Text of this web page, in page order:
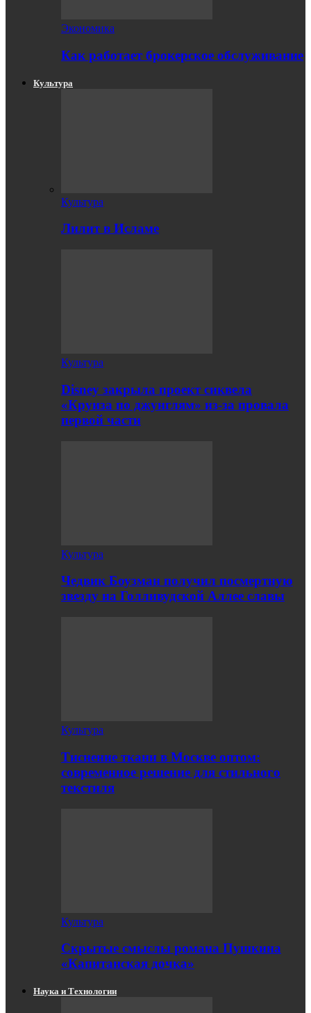
Экономика
Как работает брокерское обслуживание
Культура
Культура
Лилит в Исламе
Культура
Disney закрыла проект сиквела
«Круиза по джунглям» из-за провала
первой части
Культура
Чедвик Боузман получил посмертную
звезду на Голливудской Аллее славы
Культура
Тиснение ткани в Москве оптом:
современное решение для стильного
текстиля
Культура
Скрытые смыслы романа Пушкина
«Капитанская дочка»
Наука и Технологии